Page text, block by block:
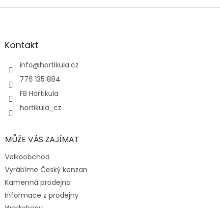
Z
aKontakt
info@hortikula.cz
776 135 884
FB Hortikula
hortikula_cz
MŮŽE VÁS ZAJÍMAT
Velkoobchod
Vyrábíme Český kenzan
Kamenná prodejna
Informace z prodejny